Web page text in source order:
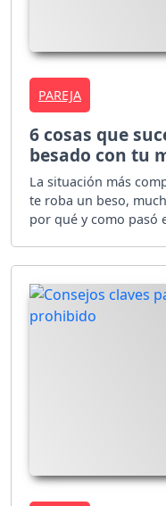
PAREJA
6 cosas que
besado con tu
La situación más
te roba un beso,
por qué y como pasó